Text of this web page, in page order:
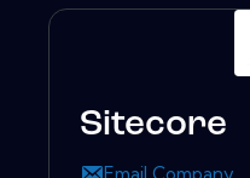
Sitecore